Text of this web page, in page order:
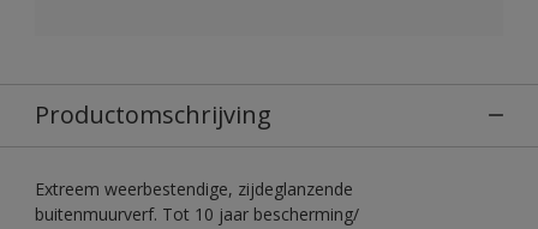
Productomschrijving
Extreem weerbestendige, zijdeglanzende
buitenmuurverf. Tot 10 jaar bescherming/